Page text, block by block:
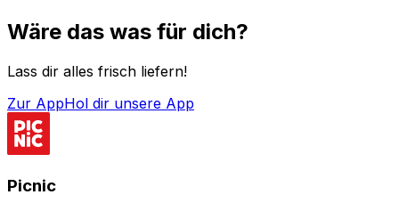
Wäre das was für dich?
Lass dir alles frisch liefern!
Zur AppHol dir unsere App
Picnic